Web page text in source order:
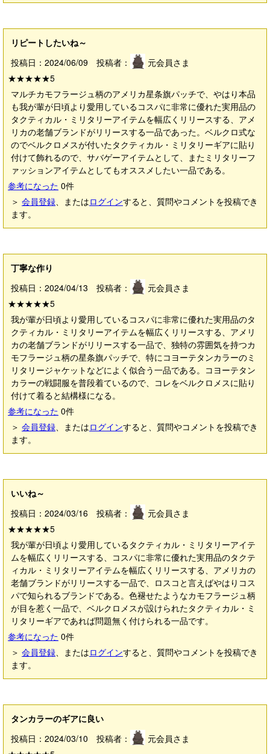
リピートしたいね～
投稿日：2024/06/09 投稿者：
元会員さま
★★★★★5
マルチカモフラージュ柄のアメリカ星条旗パッチで、やはり本品
も我が輩が日頃より愛用しているコスパに非常に優れた実用品の
タクティカル・ミリタリーアイテムを幅広くリリースする、アメ
リカの老舗ブランドがリリースする一品であった。ベルクロ式な
のでベルクロメスが付いたタクティカル・ミリタリーギアに貼り
付けて飾れるので、サバゲーアイテムとして、またミリタリーフ
ァッションアイテムとしてもオススメしたい一品である。
参考になった 0件
＞ 会員登録、またはログインすると、質問やコメントを投稿でき
ます。
丁寧な作り
投稿日：2024/04/13 投稿者：
元会員さま
★★★★★5
我が輩が日頃より愛用しているコスパに非常に優れた実用品のタ
クティカル・ミリタリーアイテムを幅広くリリースする、アメリ
カの老舗ブランドがリリースする一品で、独特の雰囲気を持つカ
モフラージュ柄の星条旗パッチで、特にコヨーテタンカラーのミ
リタリージャケットなどによく似合う一品である。コヨーテタン
カラーの戦闘服を普段着ているので、コレをベルクロメスに貼り
付けて着ると結構様になる。
参考になった 0件
＞ 会員登録、またはログインすると、質問やコメントを投稿でき
ます。
いいね～
投稿日：2024/03/16 投稿者：
元会員さま
★★★★★5
我が輩が日頃より愛用しているタクティカル・ミリタリーアイテ
ムを幅広くリリースする、コスパに非常に優れた実用品のタクテ
ィカル・ミリタリーアイテムを幅広くリリースする、アメリカの
老舗ブランドがリリースする一品で、ロスコと言えばやはりコス
パで知られるブランドである。色褪せたようなカモフラージュ柄
が目を惹く一品で、ベルクロメスが設けられたタクティカル・ミ
リタリーギアであれば問題無く付けられる一品です。
参考になった 0件
＞ 会員登録、またはログインすると、質問やコメントを投稿でき
ます。
タンカラーのギアに良い
投稿日：2024/03/10 投稿者：
元会員さま